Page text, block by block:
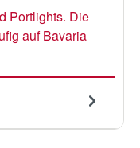
Portlights. Die
auf Bavaria